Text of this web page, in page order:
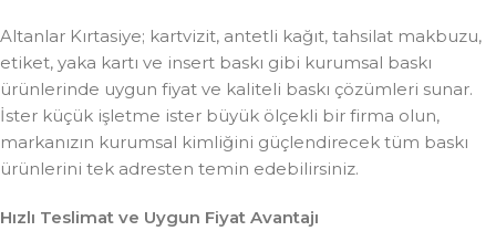
Altanlar Kırtasiye; kartvizit, antetli kağıt, tahsilat makbuzu,
etiket, yaka kartı ve insert baskı gibi kurumsal baskı
ürünlerinde uygun fiyat ve kaliteli baskı çözümleri sunar.
İster küçük işletme ister büyük ölçekli bir firma olun,
markanızın kurumsal kimliğini güçlendirecek tüm baskı
ürünlerini tek adresten temin edebilirsiniz.
Hızlı Teslimat ve Uygun Fiyat Avantajı